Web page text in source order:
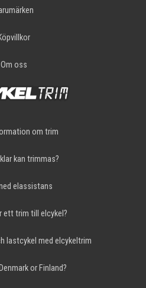
Om oss
om trim
kan trimmas?
elassistans
ett trim till elcykel?
lastcykel med elcykeltrim
or Finland?